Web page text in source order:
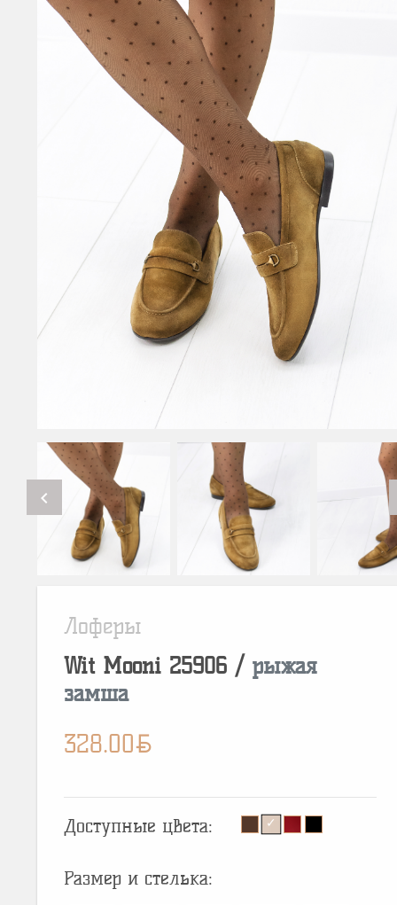
chevron_left
Лоферы
Wit Mooni 25906 / рыжая
замша
328.00BYN
Доступные цвета:
Размер и стелька: